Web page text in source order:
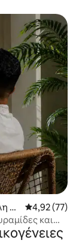
El
Μέση
4,92 (77)
και